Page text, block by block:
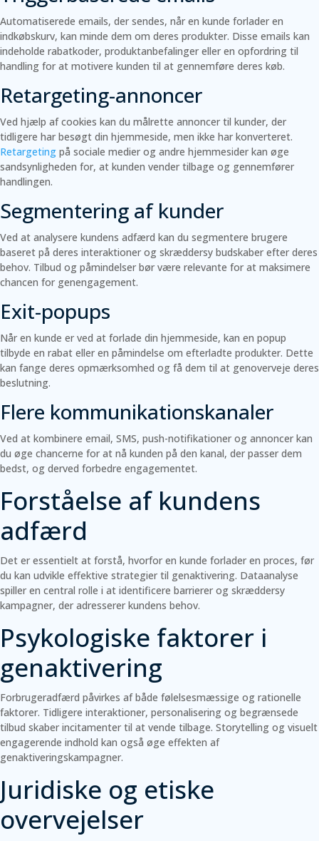
Automatiserede emails, der sendes, når en kunde forlader en
indkøbskurv, kan minde dem om deres produkter. Disse emails kan
indeholde rabatkoder, produktanbefalinger eller en opfordring til
handling for at motivere kunden til at gennemføre deres køb.
Retargeting-annoncer
Ved hjælp af cookies kan du målrette annoncer til kunder, der
tidligere har besøgt din hjemmeside, men ikke har konverteret.
Retargeting på sociale medier og andre hjemmesider kan øge
sandsynligheden for, at kunden vender tilbage og gennemfører
handlingen.
Segmentering af kunder
Ved at analysere kundens adfærd kan du segmentere brugere
baseret på deres interaktioner og skræddersy budskaber efter deres
behov. Tilbud og påmindelser bør være relevante for at maksimere
chancen for genengagement.
Exit-popups
Når en kunde er ved at forlade din hjemmeside, kan en popup
tilbyde en rabat eller en påmindelse om efterladte produkter. Dette
kan fange deres opmærksomhed og få dem til at genoverveje deres
beslutning.
Flere kommunikationskanaler
Ved at kombinere email, SMS, push-notifikationer og annoncer kan
du øge chancerne for at nå kunden på den kanal, der passer dem
bedst, og derved forbedre engagementet.
Forståelse af kundens
adfærd
Det er essentielt at forstå, hvorfor en kunde forlader en proces, før
du kan udvikle effektive strategier til genaktivering. Dataanalyse
spiller en central rolle i at identificere barrierer og skræddersy
kampagner, der adresserer kundens behov.
Psykologiske faktorer i
genaktivering
Forbrugeradfærd påvirkes af både følelsesmæssige og rationelle
faktorer. Tidligere interaktioner, personalisering og begrænsede
tilbud skaber incitamenter til at vende tilbage. Storytelling og visuelt
engagerende indhold kan også øge effekten af
genaktiveringskampagner.
Juridiske og etiske
overvejelser